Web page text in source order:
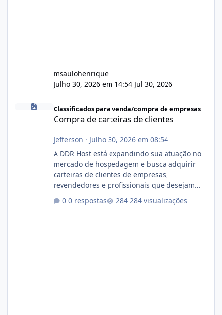
msaulohenrique
Julho 30, 2026 em 14:54 Jul 30, 2026
Compra de carteiras de clientes
Classificados para venda/compra de empresas
Compra de carteiras de clientes
Jefferson · Julho 30, 2026 em 08:54
A DDR Host está expandindo sua atuação no
mercado de hospedagem e busca adquirir
carteiras de clientes de empresas,
revendedores e profissionais que desejam
operação. Se você possui clientes ativos de
0 respostas 284 visualizações